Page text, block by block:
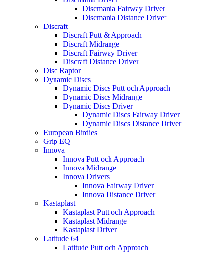
Discmania Fairway Driver
Discmania Distance Driver
Discraft
Discraft Putt & Approach
Discraft Midrange
Discraft Fairway Driver
Discraft Distance Driver
Disc Raptor
Dynamic Discs
Dynamic Discs Putt och Approach
Dynamic Discs Midrange
Dynamic Discs Driver
Dynamic Discs Fairway Driver
Dynamic Discs Distance Driver
European Birdies
Grip EQ
Innova
Innova Putt och Approach
Innova Midrange
Innova Drivers
Innova Fairway Driver
Innova Distance Driver
Kastaplast
Kastaplast Putt och Approach
Kastaplast Midrange
Kastaplast Driver
Latitude 64
Latitude Putt och Approach